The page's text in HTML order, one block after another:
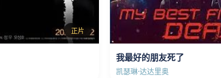
正片
我最好的朋友死了
凯瑟琳·达达里奥